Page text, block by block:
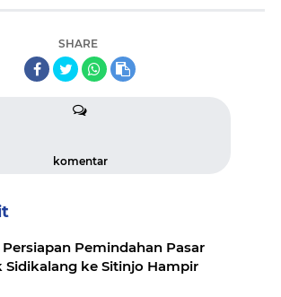
SHARE
komentar
Pemindahan Pasar
ke Sitinjo Hampir